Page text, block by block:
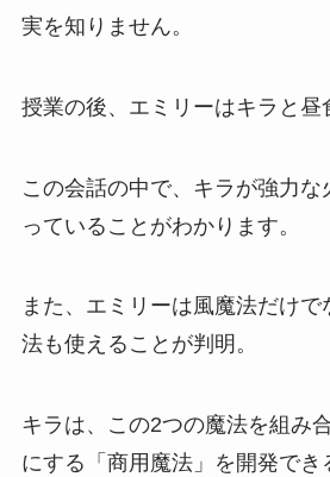
実を知りません。
授業の後、エミリーはキラと昼
この会話の中で、キラが強力
っていることがわかります。
また、エミリーは風魔法だけ
法も使えることが判明。
キラは、この2つの魔法を組み
にする「商用魔法」を開発でき